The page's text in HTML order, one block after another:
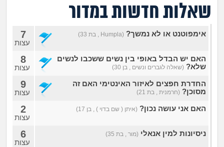
שומרים על הגוף
פיננסי וכלכלה
בין הסדינים
חיות מחמד
יוקר המחיה
שאלות חדשות במדור
אימפוטנט או לא נמשך? (Humpla , בת 33) 7
עצות
האם יש הבדל באופי בין נשים ששכבו לנשים
שלא? (שאלה לגברים ונשים , בן 30)
8
עצות
החדרת חפצים לאיזור האינטימי האם זה
מסוכן? (חרמנית , בת 21)
9
עצות
האם אני עושה נכון? (איתן ( שם בדוי ) , בן 17) 2
עצות
ניסיונות למין אנאלי (מור , בת 35) 6
עצות